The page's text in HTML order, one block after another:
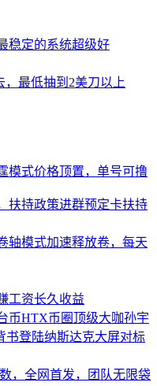
稳定的系统超级好
，最低抽到2美刀以上
模式价格顶置，单号可撸
扶持政策进群预定卡扶持
轴模式加速释放卷，每天
工资长久收益
币HTX币圈顶级大咖孙宇
书登陆纳斯达克大屏对标
，全网首发，团队无限袋